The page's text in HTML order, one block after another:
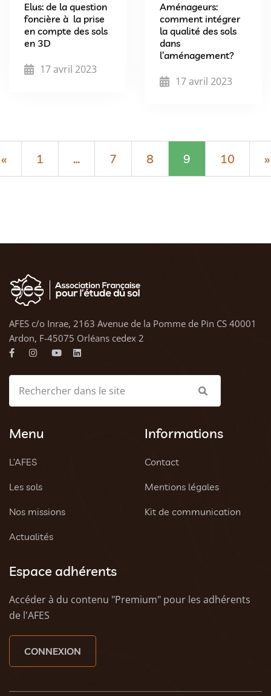
Elus: de la question
foncière à la prise
en compte des sols
en 3D
17 avril 2023
Aménageurs:
comment intégrer
la qualité des sols
dans
l’aménagement?
17 avril 2023
« 1 … 7 8 9 10 »
AFES c/o Inrae, 2163 Avenue de la Pomme de Pin CS 40001
Ardon, F-45075 Orléans cedex 2
Menu
L’AFES
Les sols
Nos missions
Actualités
Informations
Contact
Mentions légales
Kit de communication
Espace adhérents
Accéder à du contenu "Premium" pour les adhérents
de l'AFES
CONNEXION